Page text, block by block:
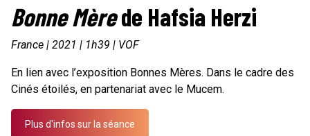
Bonne Mèrede Hafsia Herzi
France | 2021 | 1h39 | VOF
En lien avec l’exposition Bonnes Mères. Dans le cadre des
Cinés étoilés, en partenariat avec le Mucem.
Plus d'infos sur la séance